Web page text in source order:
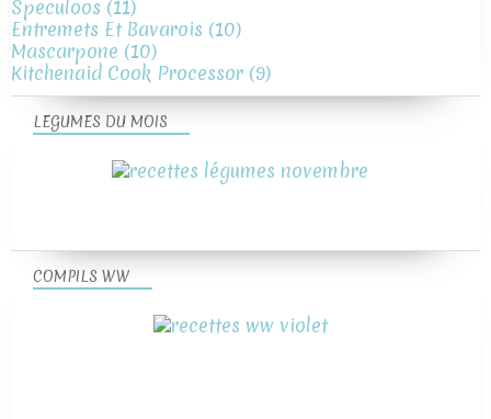
Speculoos (11)
Entremets Et Bavarois (10)
Mascarpone (10)
Kitchenaid Cook Processor (9)
LEGUMES DU MOIS
COMPILS WW